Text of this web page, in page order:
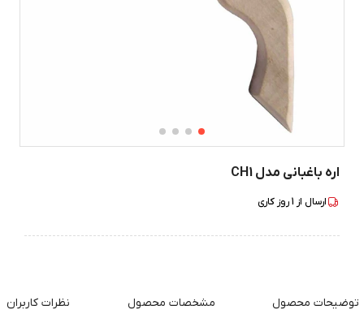
اره باغبانی مدل CH1
ارسال از 1روز کاری
توضیحات محصول مشخصات محصول نظرات کاربران